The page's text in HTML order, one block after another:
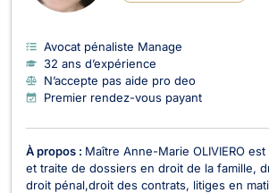
Avocat pénaliste Manage
32 ans d’expérience
N’accepte pas aide pro deo
Premier rendez-vous payant
À propos : Maître Anne-Marie OLIVIERO
et traite de dossiers en droit de la famille,
droit pénal,droit des contrats, litiges en